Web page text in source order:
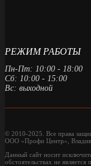
РЕЖИМ РАБОТЫ
Пн-Пт: 10:00 - 18:00
Сб: 10:00 - 15:00
Вс: выходной
© 2010-2025. Все права
ООО «Профи Центр»,
Данный сайт носит
обстоятельствах не